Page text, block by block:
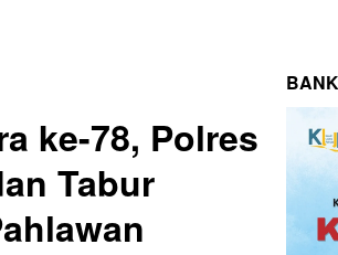
ke-78, Polres
Tabur